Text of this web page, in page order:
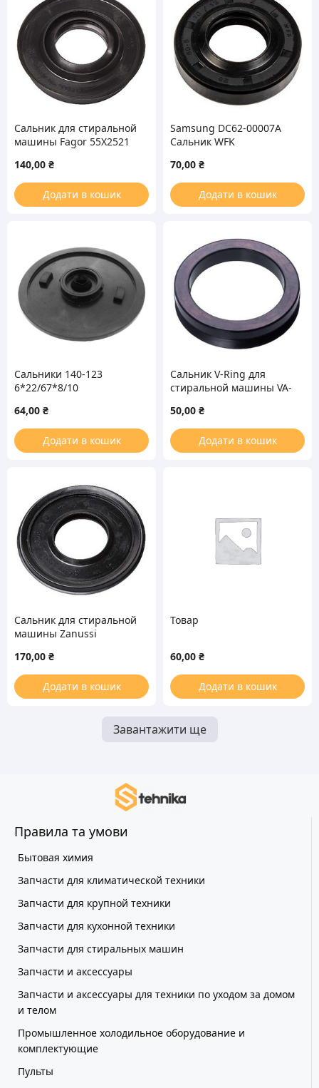
Сальник для стиральной
машины Fagor 55X2521
140,00 ₴
Додати в кошик
Samsung DC62-00007A
Сальник WFK
стиральной машины
(без смазки)
70,00 ₴
Додати в кошик
Сальники 140-123
6*22/67*8/10
64,00 ₴
Додати в кошик
Сальник V-Ring для
стиральной машины VA-
50,00 ₴
Додати в кошик
Сальник для стиральной
машины Zanussi
40.2*80/95*10/15mm
170,00 ₴
Додати в кошик
Товар
60,00 ₴
Додати в кошик
Завантажити ще
Правила та умови
Бытовая химия
Запчасти для климатической техники
Запчасти для крупной техники
Запчасти для кухонной техники
Запчасти для стиральных машин
Запчасти и аксессуары
Запчасти и аксессуары для техники по уходом за домом
и телом
Промышленное холодильное оборудование и
комплектующие
Пульты